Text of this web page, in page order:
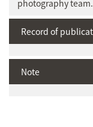
photography team.
Record of
Note